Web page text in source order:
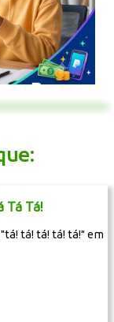
Tá Tá!
tá! tá! tá! tá!" em